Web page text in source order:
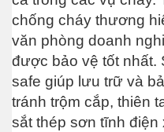
chống cháy thương
văn phòng doanh
được bảo vệ tốt nhất.
safe giúp lưu trữ và
tránh trộm cắp, thiên
sắt thép sơn tĩnh